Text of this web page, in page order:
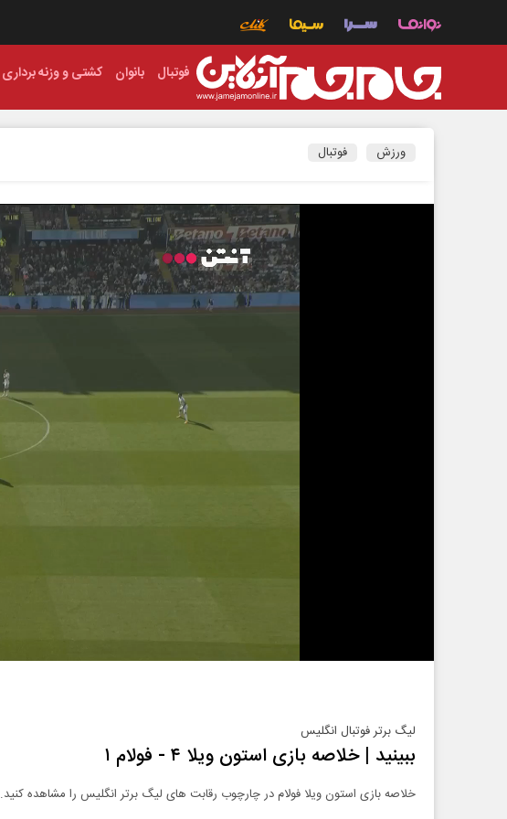
فوتبال بانوان کشتی و وزنه برداری
ورزش فوتبال
لیگ برتر فوتبال انگلیس
ببینید | خلاصه بازی استون ویلا ۴ - فولام ۱
خلاصه بازی استون ویلا فولام در چارچوب رقابت های لیگ برتر انگلیس را مشاهده کنید.